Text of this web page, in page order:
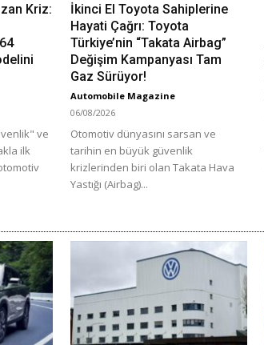
Kriz:
ve
ilk
İkinci El Toyota Sahiplerine
Hayati Çağrı: Toyota
Türkiye’nin “Takata Airbag”
Değişim Kampanyası Tam
Gaz Sürüyor!
Automobile Magazine
06/08/2026
Otomotiv dünyasını sarsan ve
tarihin en büyük güvenlik
krizlerinden biri olan Takata Hava
Yastığı (Airbag)...